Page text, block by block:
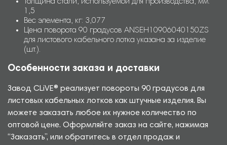
Толщина стали, используемой для производства, мм:
1,5
Вес элемента, кг: 3,077
Цена поворота 90 градусов ANSEH10906040150ZS
для листового кабельного лотка указана за изделие
(шт.).
Особенности заказа и доставки
Завод CLiVE® реализует повороты 90 градусов для
листовых кабельных лотков как штучные изделия. Вы
можете заказать любое их нужное количество по
оптовой цене. Оформляйте заказ на сайте, нажимая
“Заказать”, или обратитесь в отдел продаж и